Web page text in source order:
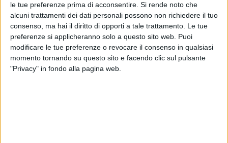
le tue preferenze prima di acconsentire. Si rende noto che
alcuni trattamenti dei dati personali possono non richiedere il tuo
consenso, ma hai il diritto di opporti a tale trattamento. Le tue
preferenze si applicheranno solo a questo sito web. Puoi
modificare le tue preferenze o revocare il consenso in qualsiasi
momento tornando su questo sito e facendo clic sul pulsante
"Privacy" in fondo alla pagina web.
Savino Del Bene supporta
import – export tra Italia e
Stati Uniti
LE ALTRE NEWS 13 OTTOBRE 2021